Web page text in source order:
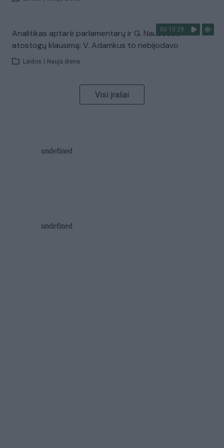
00:10:29
Analitikas aptarė parlamentarų ir G. Nausėdos
atostogų klausimą: V. Adamkus to nebijodavo
Laidos Nauja diena
Visi įrašai